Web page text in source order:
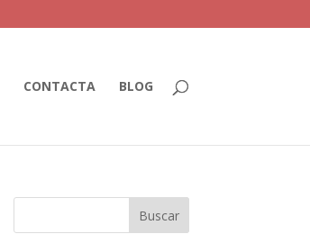
CONTACTA BLOG